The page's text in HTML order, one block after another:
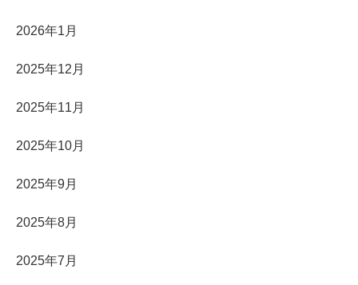
2026年1月
2025年12月
2025年11月
2025年10月
2025年9月
2025年8月
2025年7月